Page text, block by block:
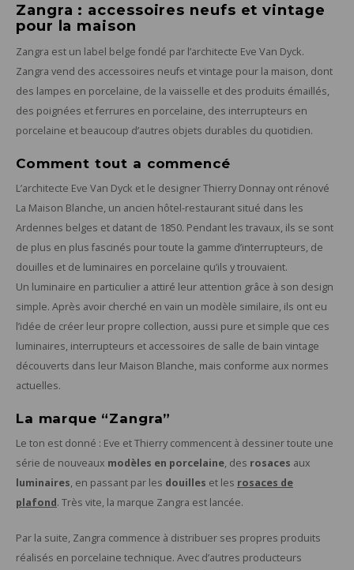
Zangra : accessoires neufs et vintage
pour la maison
Zangra est un label belge fondé par l’architecte Eve Van Dyck.
Zangra vend des accessoires neufs et vintage pour la maison, dont
des lampes en porcelaine, de la vaisselle et des produits émaillés,
des poignées et ferrures en porcelaine, des interrupteurs en
porcelaine et beaucoup d’autres objets durables du quotidien.
Comment tout a commencé
L’architecte Eve Van Dyck et le designer Thierry Donnay ont rénové
La Maison Blanche, un ancien hôtel-restaurant situé dans les
Ardennes belges et datant de 1850. Pendant les travaux, ils se sont
de plus en plus fascinés pour toute la gamme d’interrupteurs, de
douilles et de luminaires en porcelaine qu’ils y trouvaient.
Un luminaire en particulier a attiré leur attention grâce à son design
simple. Après avoir cherché en vain un modèle similaire, ils ont eu
l’idée de créer leur propre collection, aussi pure et simple que ces
luminaires, interrupteurs et accessoires de salle de bain vintage
découverts dans leur Maison Blanche, mais conforme aux normes
actuelles.
La marque “Zangra”
Le ton est donné : Eve et Thierry commencent à dessiner toute une
série de nouveaux modèles en porcelaine, des rosaces aux
luminaires, en passant par les douilles et les rosaces de
plafond. Très vite, la marque Zangra est lancée.
Par la suite, Zangra commence à distribuer ses propres produits
réalisés en porcelaine technique. Avec d’autres producteurs